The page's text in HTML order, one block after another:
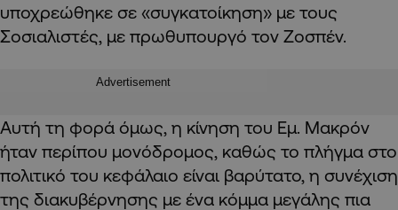
υποχρεώθηκε σε «συγκατοίκηση» με τους
Σοσιαλιστές, με πρωθυπουργό τον Ζοσπέν.
Advertisement
Αυτή τη φορά όμως, η κίνηση του Εμ. Μακρόν
ήταν περίπου μονόδρομος, καθώς το πλήγμα στο
πολιτικό του κεφάλαιο είναι βαρύτατο, η συνέχιση
της διακυβέρνησης με ένα κόμμα μεγάλης πια